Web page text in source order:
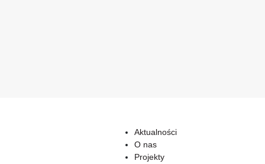
Aktualności
O nas
Projekty